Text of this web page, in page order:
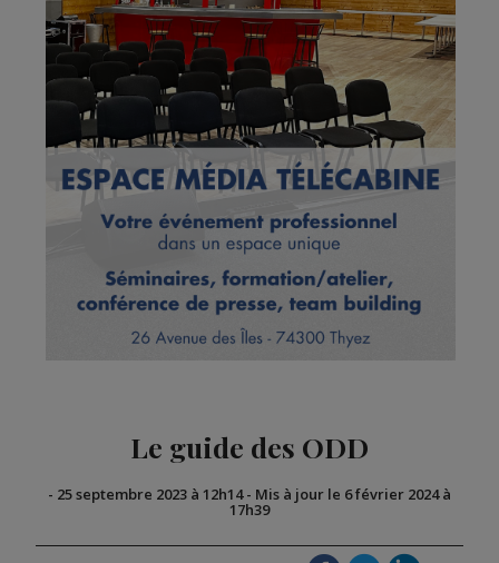
Le guide des ODD
- 25 septembre 2023 à 12h14- Mis à jour le 6 février 2024 à
17h39